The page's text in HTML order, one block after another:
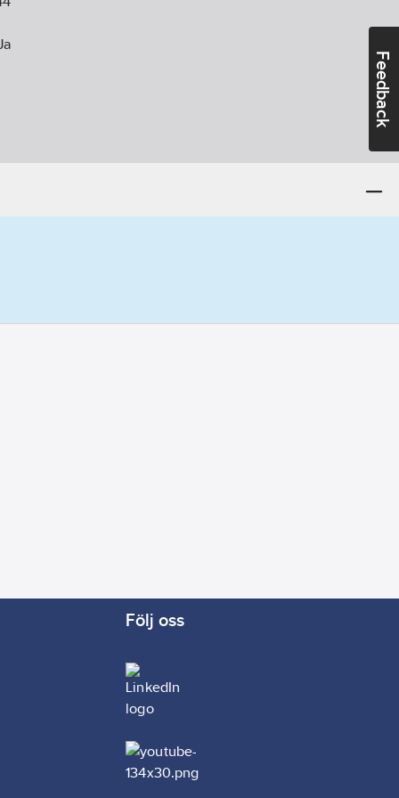
Feedback
570024
Följ oss